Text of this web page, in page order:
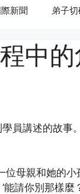
新聞 弟子
中
員講述的故事
母親和她的
請你別那樣麼